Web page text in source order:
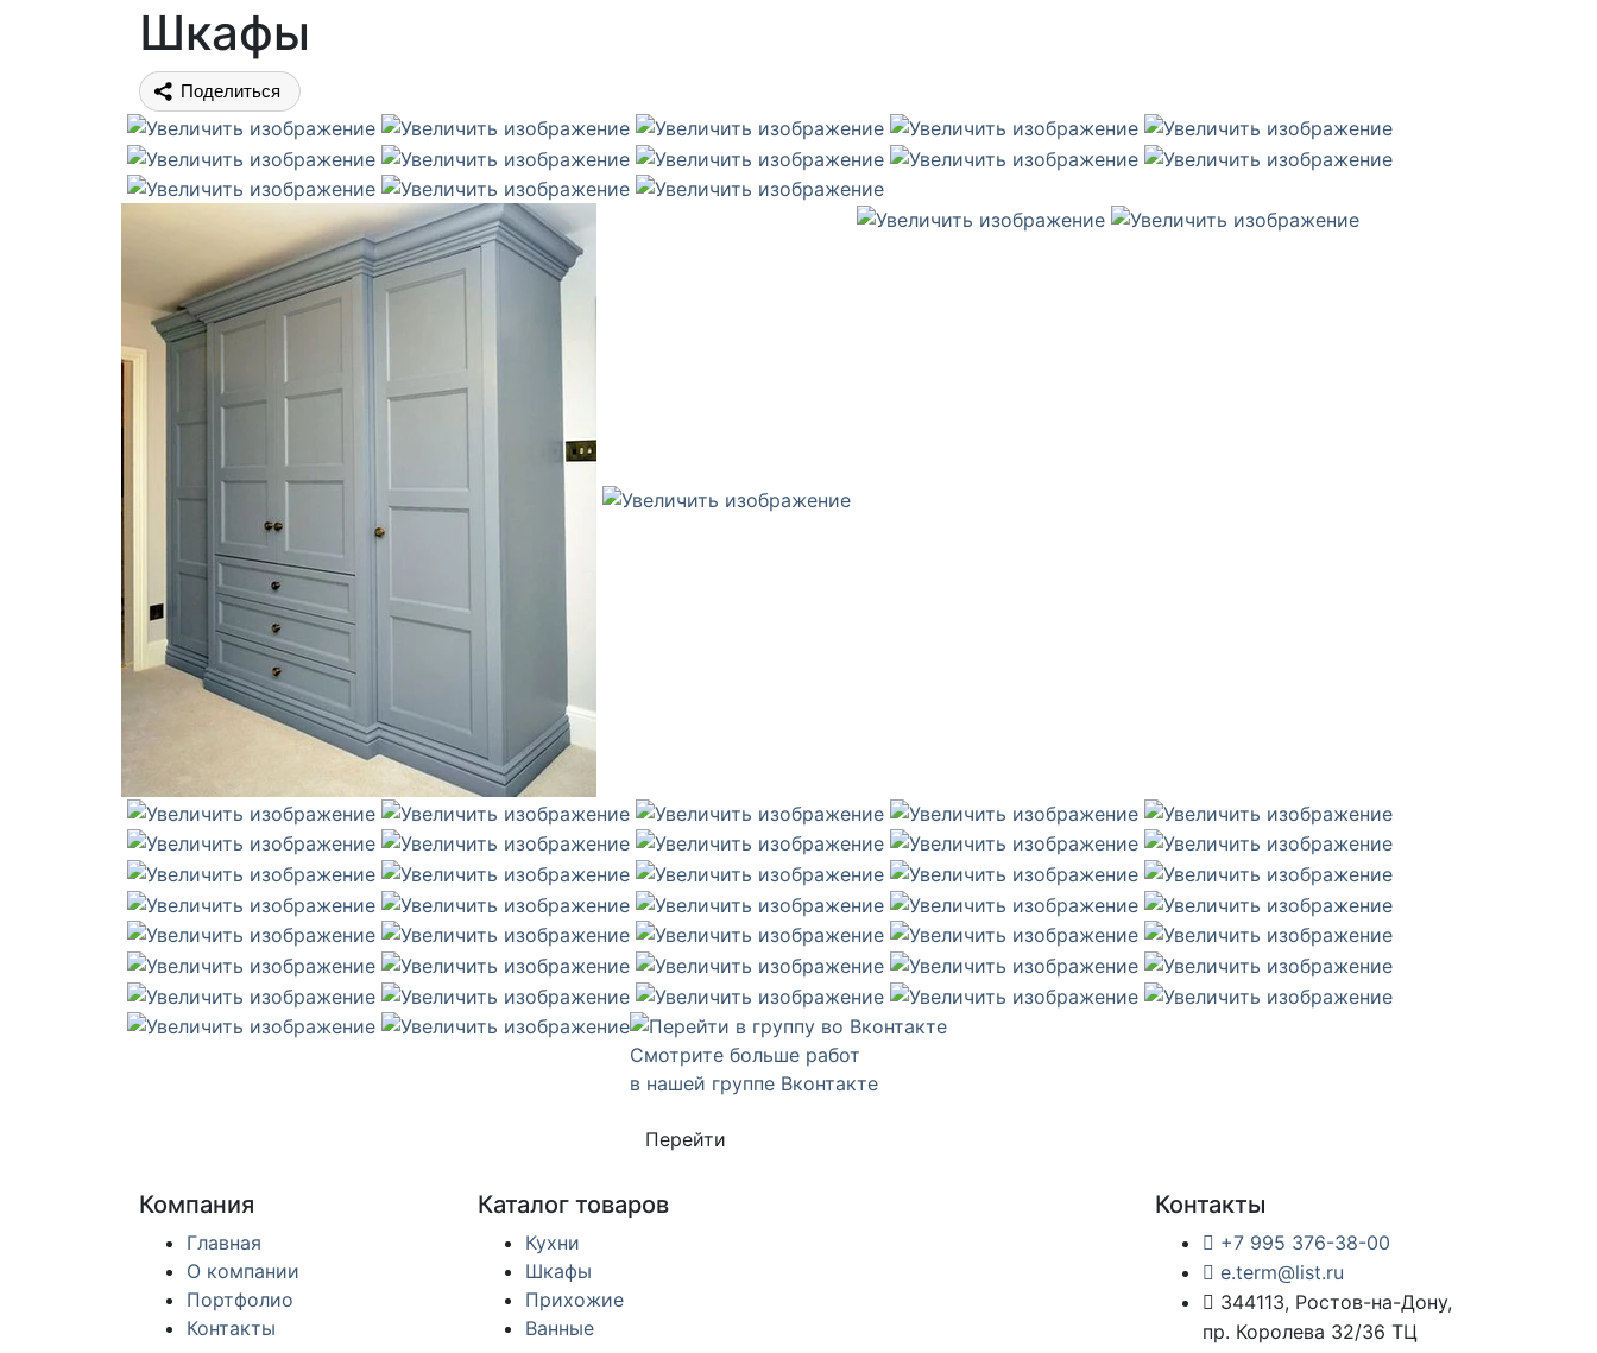
Шкафы
Поделиться
Смотрите больше работ
в нашей группе Вконтакте
Перейти
Компания
Главная
О компании
Портфолио
Контакты
Каталог товаров
Кухни
Шкафы
Прихожие
Ванные
Контакты
+7 995 376-38-00
e.term@list.ru
344113, Ростов-на-Дону,
пр. Королева 32/36 ТЦ